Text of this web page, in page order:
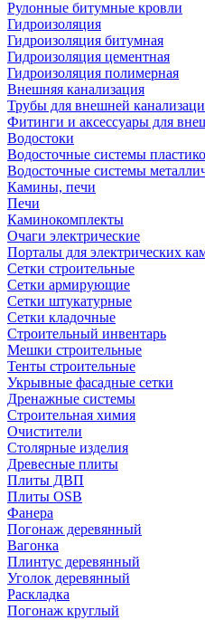
Рулонные битумные кровли
Гидроизоляция
Гидроизоляция битумная
Гидроизоляция цементная
Гидроизоляция полимерная
Внешняя канализация
Трубы для внешней
Фитинги и аксессуары для
Водостоки
Водосточные системы
Водосточные системы
Камины, печи
Печи
Каминокомплекты
Очаги электрические
Порталы для электрических
Сетки строительные
Сетки армирующие
Сетки штукатурные
Сетки кладочные
Строительный инвентарь
Мешки строительные
Тенты строительные
Укрывные фасадные сетки
Дренажные системы
Строительная химия
Очистители
Столярные изделия
Древесные плиты
Плиты ДВП
Плиты OSB
Фанера
Погонаж деревянный
Вагонка
Плинтус деревянный
Уголок деревянный
Раскладка
Погонаж круглый